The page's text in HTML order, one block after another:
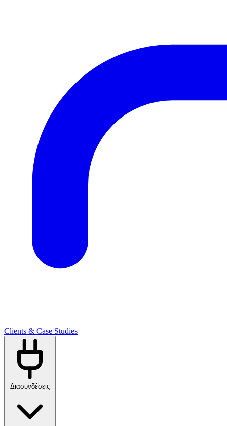
Clients & Case Studies
Διασυνδέσεις